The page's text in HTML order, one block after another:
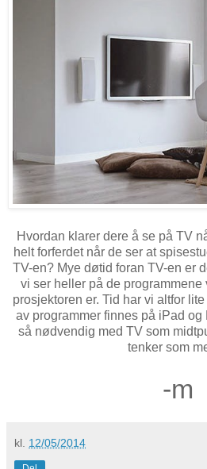
Hvordan klarer dere å se på TV
helt forferdet når de ser at
TV-en? Mye døtid foran TV-en er
vi ser heller på de programmene
prosjektoren er. Tid har vi altfor
av programmer finnes på iPad
så nødvendig med TV som
tenker som
-m
kl. 12/05/2014